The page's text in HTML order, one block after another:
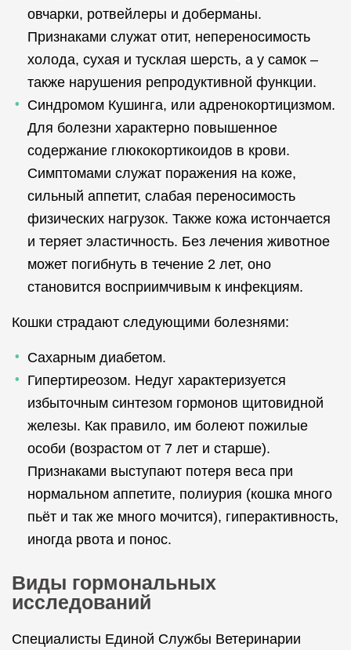
овчарки, ротвейлеры и доберманы.
Признаками служат отит, непереносимость
холода, сухая и тусклая шерсть, а у самок –
также нарушения репродуктивной функции.
Синдромом Кушинга, или адренокортицизмом.
Для болезни характерно повышенное
содержание глюкокортикоидов в крови.
Симптомами служат поражения на коже,
сильный аппетит, слабая переносимость
физических нагрузок. Также кожа истончается
и теряет эластичность. Без лечения животное
может погибнуть в течение 2 лет, оно
становится восприимчивым к инфекциям.
Кошки страдают следующими болезнями:
Сахарным диабетом.
Гипертиреозом. Недуг характеризуется
избыточным синтезом гормонов щитовидной
железы. Как правило, им болеют пожилые
особи (возрастом от 7 лет и старше).
Признаками выступают потеря веса при
нормальном аппетите, полиурия (кошка много
пьёт и так же много мочится), гиперактивность,
иногда рвота и понос.
Виды гормональных
исследований
Специалисты Единой Службы Ветеринарии